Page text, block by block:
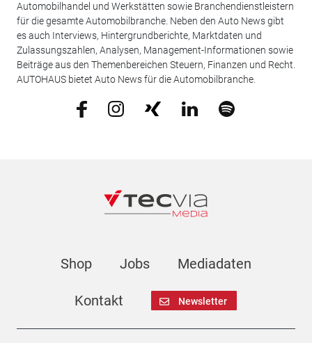
Automobilhandel und Werkstätten sowie Branchendienstleistern
für die gesamte Automobilbranche. Neben den Auto News gibt
es auch Interviews, Hintergrundberichte, Marktdaten und
Zulassungszahlen, Analysen, Management-Informationen sowie
Beiträge aus den Themenbereichen Steuern, Finanzen und Recht.
AUTOHAUS bietet Auto News für die Automobilbranche.
Shop Jobs Mediadaten
Kontakt Newsletter